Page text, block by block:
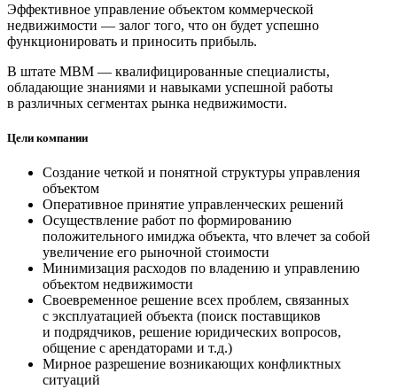
Эффективное управление объектом коммерческой
недвижимости — залог того, что он будет успешно
функционировать и приносить прибыль.
В штате MBM — квалифицированные специалисты,
обладающие знаниями и навыками успешной работы
в различных сегментах рынка недвижимости.
Цели компании
Создание четкой и понятной структуры управления
объектом
Оперативное принятие управленческих решений
Осуществление работ по формированию
положительного имиджа объекта, что влечет за собой
увеличение его рыночной стоимости
Минимизация расходов по владению и управлению
объектом недвижимости
Своевременное решение всех проблем, связанных
с эксплуатацией объекта (поиск поставщиков
и подрядчиков, решение юридических вопросов,
общение с арендаторами и т.д.)
Мирное разрешение возникающих конфликтных
ситуаций